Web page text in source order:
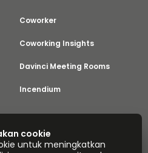
Coworker
Coworking Insights
Davinci Meeting Rooms
Incendium
cookie
untuk meningkatkan